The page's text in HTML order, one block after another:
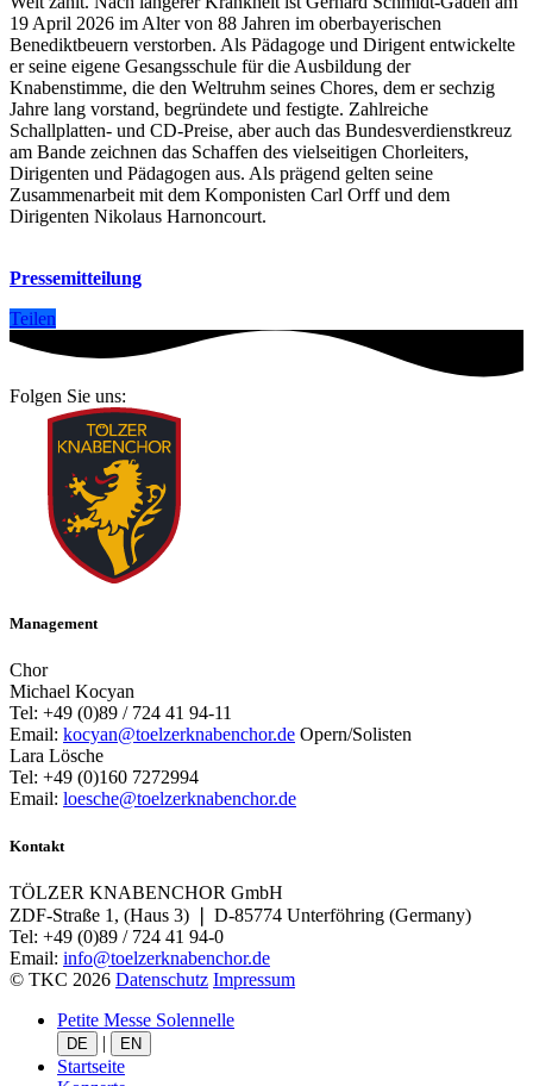
19 April 2026 im Alter von 88 Jahren im oberbayerischen
Benediktbeuern verstorben. Als Pädagoge und Dirigent entwickelte
er seine eigene Gesangsschule für die Ausbildung der
Knabenstimme, die den Weltruhm seines Chores, dem er sechzig
Jahre lang vorstand, begründete und festigte. Zahlreiche
Schallplatten- und CD-Preise, aber auch das Bundesverdienstkreuz
am Bande zeichnen das Schaffen des vielseitigen Chorleiters,
Dirigenten und Pädagogen aus. Als prägend gelten seine
Zusammenarbeit mit dem Komponisten Carl Orff und dem
Dirigenten Nikolaus Harnoncourt.
Pressemitteilung
Teilen
Folgen Sie uns:
Management
Chor
Michael Kocyan
Tel: +49 (0)89 / 724 41 94-11
Email: kocyan@toelzerknabenchor.de Opern/Solisten
Lara Lösche
Tel: +49 (0)160 7272994
Email: loesche@toelzerknabenchor.de
Kontakt
TÖLZER KNABENCHOR GmbH
ZDF-Straße 1, (Haus 3) ❘ D-85774 Unterföhring (Germany)
Tel: +49 (0)89 / 724 41 94-0
Email: info@toelzerknabenchor.de
© TKC 2026 Datenschutz Impressum
Petite Messe Solennelle
DE | EN
Startseite